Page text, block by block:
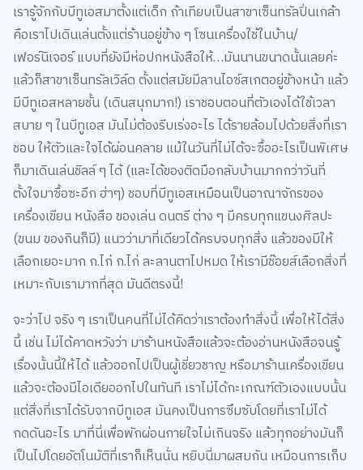
เรารู้จักกับบีทูเอสมาตั้งแต่เด็ก ถ้าเทียบเป็นสาขาเซ็นทรัลปิ่นเกล้า
คือเราไปเดินเล่นตั้งแต่ร้านอยู่ข้าง ๆ โซนเครื่องใช้ในบ้าน/
เฟอร์นิเจอร์ แบบที่ยังมีห่อปกหนังสือให้…มันนานขนาดนั้นเลยค่ะ
แล้วก็สาขาเซ็นทรัลเวิล์ด ตั้งแต่สมัยมีลานไอซ์สเกตอยู่ข้างหน้า แล้ว
มีบีทูเอสหลายชั้น (เดินสนุกมาก!) เราชอบตอนที่ตัวเองได้ใช้เวลา
สบาย ๆ ในบีทูเอส มันไม่ต้องรีบเร่งอะไร ได้รายล้อมไปด้วยสิ่งที่เรา
ชอบ ให้ตัวและใจได้ผ่อนคลาย แม้ในวันที่ไม่ได้จะซื้ออะไรเป็นพิเศษ
ก็มาเดินเล่นชิลล์ ๆ ได้ (และได้ของติดมือกลับบ้านมากกว่าวันที่
ตั้งใจมาซื้อซะอีก ฮ่าๆ) ชอบที่บีทูเอสเหมือนเป็นอาณาจักรของ
เครื่องเขียน หนังสือ ของเล่น ดนตรี ต่าง ๆ มีครบทุกแขนงศิลปะ
(ขนม ของกินก็มี) แนวว่ามาที่เดียวได้ครบจบทุกสิ่ง แล้วของมีให้
เลือกเยอะมาก ก.ไก่ ก.ไก่ ละลานตาไปหมด ให้เรามีช๊อยส์เลือกสิ่งที่
เหมาะกับเรามากที่สุด มันดีตรงนี้!
จะว่าไป จริง ๆ เราเป็นคนที่ไม่ได้คิดว่าเราต้องทำสิ่งนี้ เพื่อให้ได้สิ่ง
นี้ เช่น ไม่ได้คาดหวังว่า มาร้านหนังสือแล้วจะต้องอ่านหนังสือจนรู้
เรื่องนั้นนี้ให้ได้ แล้วออกไปเป็นผู้เชี่ยวชาญ หรือมาร้านเครื่องเขียน
แล้วจะต้องมีไอเดียออกไปในทันที เราไม่ได้กะเกณฑ์ตัวเองแบบนั้น
แต่สิ่งที่เราได้รับจากบีทูเอส มันคงเป็นการซึมซับโดยที่เราไม่ได้
กดดันอะไร มาที่นี่เพื่อพักผ่อนกายใจไม่เกินจริง แล้วทุกอย่างมันก็
เป็นไปโดยอัตโนมัติที่เราก็เห็นนั่น หยิบนี่มาผสมกัน เหมือนการเก็บ